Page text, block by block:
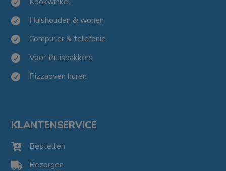
 Huishouden & wonen
 Computer & telefonie
 Voor thuisbakkers
 Pizzaoven huren
KLANTENSERVICE
 Bestellen
 Bezorgen